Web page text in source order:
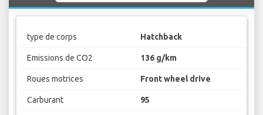
type de corps Hatchback
Emissions de CO2 136 g/km
Roues motrices Front wheel drive
Carburant 95